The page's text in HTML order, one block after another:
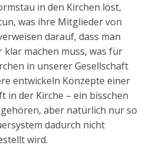
in den Kirchen löst,
was ihre Mitglieder von
darauf, dass man
machen muss, was für
in unserer Gesellschaft
entwickeln Konzepte einer
in der Kirche – ein bisschen
aber natürlich nur so
dadurch nicht
wird.